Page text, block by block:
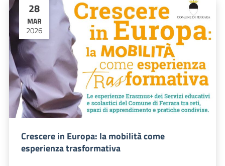
28
MAR
2026
Crescere in Europa: la mobilità come
esperienza trasformativa